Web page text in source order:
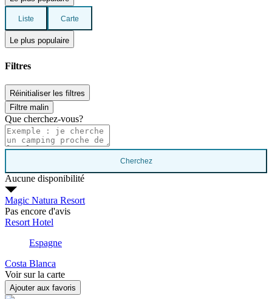
Liste Carte
Le plus populaire
Filtres
Réinitialiser les filtres
Filtre malin
Que cherchez-vous?
Cherchez
Aucune disponibilité
Magic Natura Resort
Pas encore d'avis
Resort Hotel
Espagne
Costa Blanca
Voir sur la carte
Ajouter aux favoris